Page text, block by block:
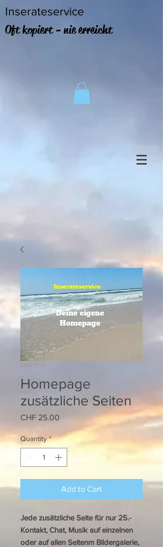
Inserateservice
Oft kopiert - nie erreicht
SKU: 502
Homepage
zusätzliche Seiten
CHF 25.00
Quantity *
Add to Cart
Jede zusätzliche Seite für nur 25.-
Kontakt, Chat, Musik auf einzelnen
oder auf allen Seitenm Bildergalerie,